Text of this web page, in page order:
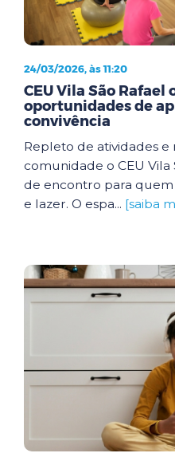
24/03/2026, às 11:20
CEU Vila São Rafael
oportunidades de
convivência
Repleto de atividades e
comunidade o CEU
de encontro para
e lazer. O espa... [saiba